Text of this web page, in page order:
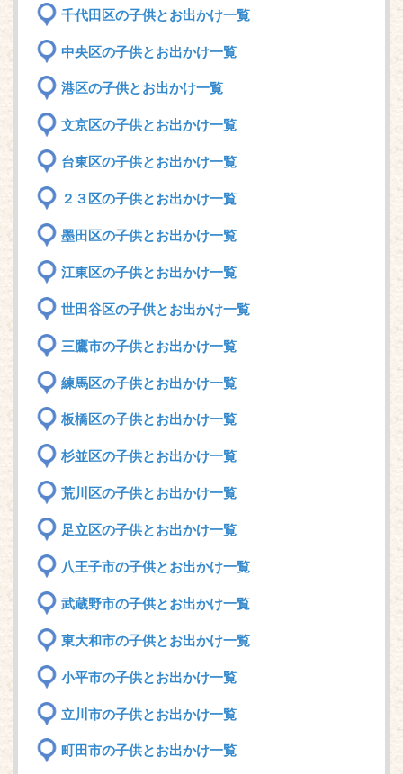
千代田区の子供とお出かけ一覧
中央区の子供とお出かけ一覧
港区の子供とお出かけ一覧
文京区の子供とお出かけ一覧
台東区の子供とお出かけ一覧
２３区の子供とお出かけ一覧
墨田区の子供とお出かけ一覧
江東区の子供とお出かけ一覧
世田谷区の子供とお出かけ一覧
三鷹市の子供とお出かけ一覧
練馬区の子供とお出かけ一覧
板橋区の子供とお出かけ一覧
杉並区の子供とお出かけ一覧
荒川区の子供とお出かけ一覧
足立区の子供とお出かけ一覧
八王子市の子供とお出かけ一覧
武蔵野市の子供とお出かけ一覧
東大和市の子供とお出かけ一覧
小平市の子供とお出かけ一覧
立川市の子供とお出かけ一覧
町田市の子供とお出かけ一覧